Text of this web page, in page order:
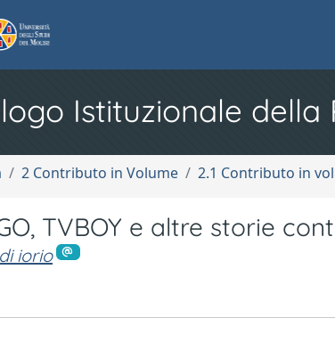
Istituzionale della
2 Contributo in Volume 2.1 Contributo in
TVBOY e altre storie
iorio